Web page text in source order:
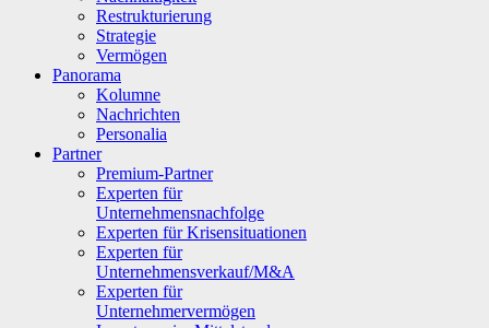
Restrukturierung
Strategie
Vermögen
Panorama
Kolumne
Nachrichten
Personalia
Partner
Premium-Partner
Experten für
Unternehmensnachfolge
Experten für Krisensituationen
Experten für
Unternehmensverkauf/M&A
Experten für
Unternehmervermögen